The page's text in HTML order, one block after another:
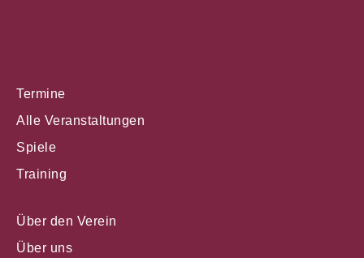
Termine
Alle Veranstaltungen
Spiele
Training
Über den Verein
Über uns